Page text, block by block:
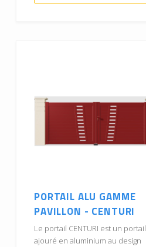
PORTAIL ALU GAMME
PAVILLON - CENTURI
Le portail CENTURI est un portail
ajouré en aluminium au design